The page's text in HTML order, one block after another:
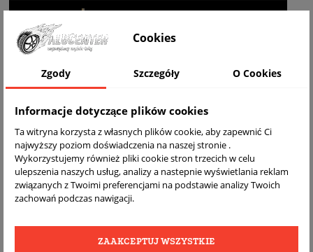
DARMOWA
WYSYŁKA
BEZPŁATNY
REALNE
Cookies
Zgody Szczegóły O Cookies
Informacje dotyczące plików cookies
Ta witryna korzysta z własnych plików cookie, aby zapewnić Ci
najwyższy poziom doświadczenia na naszej stronie .
Wykorzystujemy również pliki cookie stron trzecich w celu
ulepszenia naszych usług, analizy a nastepnie wyświetlania reklam
związanych z Twoimi preferencjami na podstawie analizy Twoich
zachowań podczas nawigacji.
ZAAKCEPTUJ WSZYSTKIE